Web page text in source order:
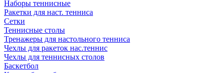
Наборы теннисные
Ракетки для наст. тенниса
Сетки
Теннисные столы
Тренажеры для настольного тенниса
Чехлы для ракеток нас.теннис
Чехлы для теннисных столов
Баскетбол